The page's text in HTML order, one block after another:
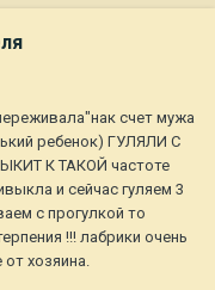
счет мужа
ребенок) ГУЛЯЛИ С
К ТАКОЙ частоте
и сейчас гуляем 3
с прогулкой то
!!! лабрики очень
хозяина.